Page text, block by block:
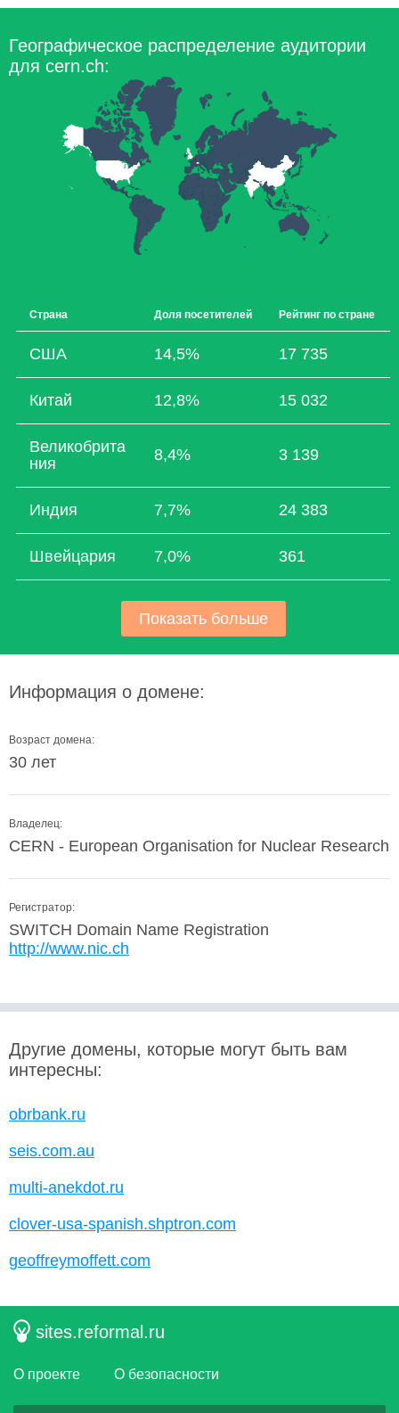
Географическое распределение аудитории
для cern.ch:
Страна Доля посетителей Рейтинг по стране
США 14,5% 17 735
Китай 12,8% 15 032
Великобрита
ния
8,4% 3 139
Индия 7,7% 24 383
Швейцария 7,0% 361
Показать больше
Информация о домене:
Возраст домена:
30 лет
Владелец:
CERN - European Organisation for Nuclear Research
Регистратор:
SWITCH Domain Name Registration
http://www.nic.ch
Другие домены, которые могут быть вам
интересны:
obrbank.ru
seis.com.au
multi-anekdot.ru
clover-usa-spanish.shptron.com
geoffreymoffett.com
sites.reformal.ru
О проекте О безопасности